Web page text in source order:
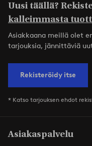
Uusi täällä?
kalleimmasta
Asiakkaana meillä olet
tarjouksia, jännittäviä
Rekisteröidy itse
* Katso tarjouksen ehdot
Asiakaspalvelu